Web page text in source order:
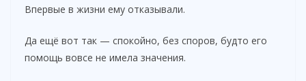
Впервые в жизни ему отказывали.
Да ещё вот так — спокойно, без споров, будто его
помощь вовсе не имела значения.